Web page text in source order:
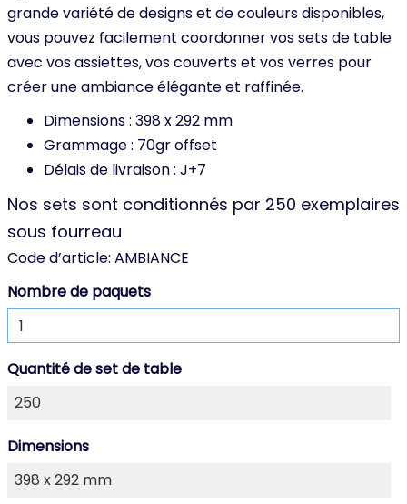
grande variété de designs et de couleurs disponibles,
vous pouvez facilement coordonner vos sets de table
avec vos assiettes, vos couverts et vos verres pour
créer une ambiance élégante et raffinée.
Dimensions : 398 x 292 mm
Grammage : 70gr offset
Délais de livraison : J+7
Nos sets sont conditionnés par 250 exemplaires
sous fourreau
Code d’article: AMBIANCE
Nombre de paquets
Quantité de set de table
Dimensions